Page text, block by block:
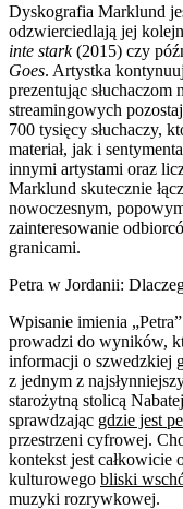
Dyskografia Marklund
odzwierciedlają jej
inte stark(2015) czy
Goes. Artystka
prezentując
streamingowych
700 tysięcy słuchaczy,
materiał, jak i
innymi artystami oraz
Marklund skutecznie
nowoczesnym,
zainteresowanie
granicami.
Petra w Jordanii:
Wpisanie imienia
prowadzi do wyników,
informacji o szwedzkiej
z jednym z
starożytną stolicą
sprawdzając gdzie jest
przestrzeni cyfrowej.
kontekst jest całkowicie
kulturowego bliski
muzyki rozrywkowej.